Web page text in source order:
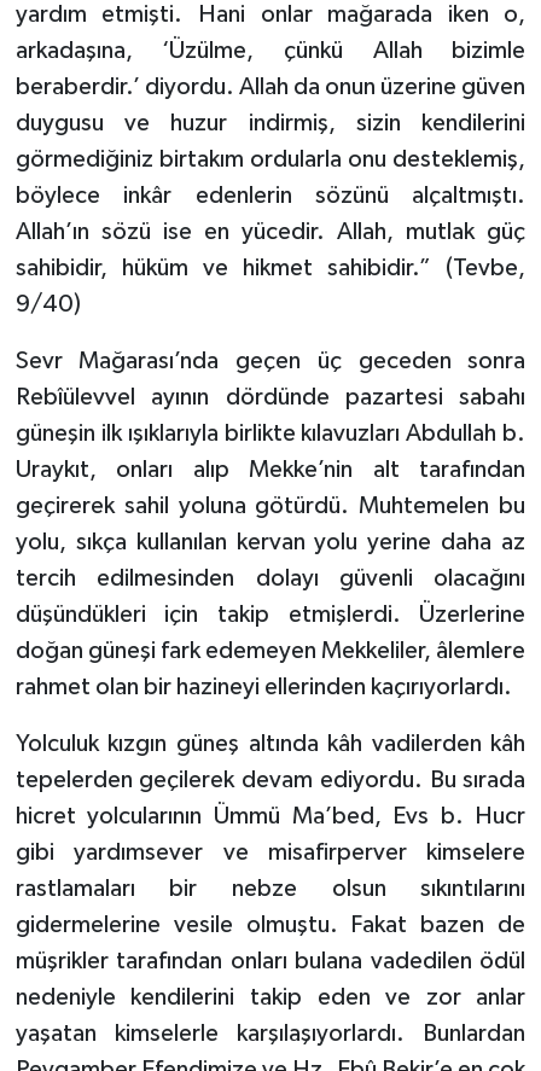
yardım etmişti. Hani onlar mağarada iken o,
arkadaşına, ‘Üzülme, çünkü Allah bizimle
beraberdir.’ diyordu. Allah da onun üzerine güven
duygusu ve huzur indirmiş, sizin kendilerini
görmediğiniz birtakım ordularla onu desteklemiş,
böylece inkâr edenlerin sözünü alçaltmıştı.
Allah’ın sözü ise en yücedir. Allah, mutlak güç
sahibidir, hüküm ve hikmet sahibidir.” (Tevbe,
9/40)
Sevr Mağarası’nda geçen üç geceden sonra
Rebîülevvel ayının dördünde pazartesi sabahı
güneşin ilk ışıklarıyla birlikte kılavuzları Abdullah b.
Uraykıt, onları alıp Mekke’nin alt tarafından
geçirerek sahil yoluna götürdü. Muhtemelen bu
yolu, sıkça kullanılan kervan yolu yerine daha az
tercih edilmesinden dolayı güvenli olacağını
düşündükleri için takip etmişlerdi. Üzerlerine
doğan güneşi fark edemeyen Mekkeliler, âlemlere
rahmet olan bir hazineyi ellerinden kaçırıyorlardı.
Yolculuk kızgın güneş altında kâh vadilerden kâh
tepelerden geçilerek devam ediyordu. Bu sırada
hicret yolcularının Ümmü Ma’bed, Evs b. Hucr
gibi yardımsever ve misafirperver kimselere
rastlamaları bir nebze olsun sıkıntılarını
gidermelerine vesile olmuştu. Fakat bazen de
müşrikler tarafından onları bulana vadedilen ödül
nedeniyle kendilerini takip eden ve zor anlar
yaşatan kimselerle karşılaşıyorlardı. Bunlardan